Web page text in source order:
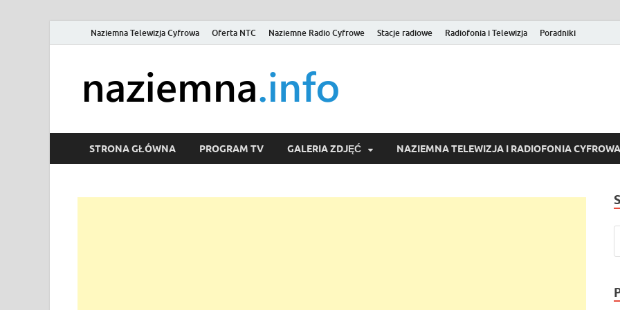
Naziemna Telewizja Cyfrowa Oferta NTC Naziemne Radio Cyfrowe Stacje radiowe Radiofonia i Telewizja Poradniki
Wideo online, VOD
STRONA GŁÓWNA PROGRAM TV GALERIA ZDJĘĆ NAZIEMNA TELEWIZJA I RADIOFONIA CYFROWA